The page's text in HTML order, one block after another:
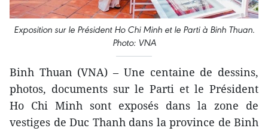
Exposition sur le Président Ho Chi Minh et le Parti à Binh Thuan.
Photo: VNA
Binh Thuan (VNA) – Une centaine de dessins,
photos, documents sur le Parti et le Président
Ho Chi Minh sont exposés dans la zone de
vestiges de Duc Thanh dans la province de Binh